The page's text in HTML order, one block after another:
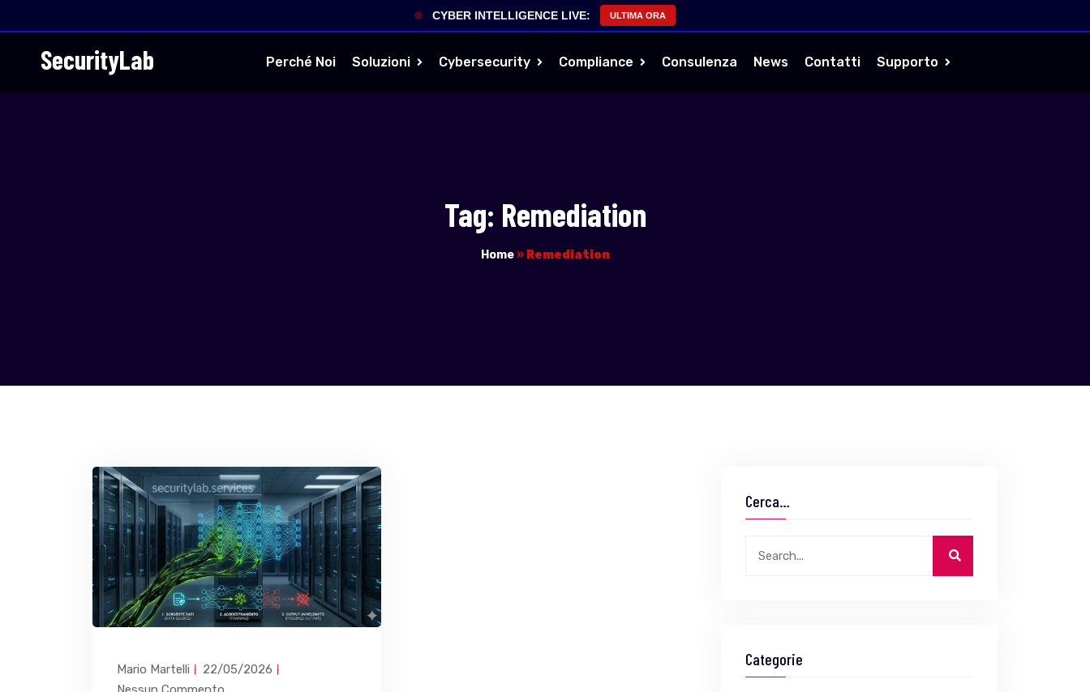
CYBER INTELLIGENCE LIVE: ULTIMA ORA
SecurityLab Perché Noi Soluzioni Cybersecurity Compliance Consulenza News Contatti Supporto
Tag: Remediation
Home» Remediation
Mario Martelli
22/05/2026
Cerca…
Categorie